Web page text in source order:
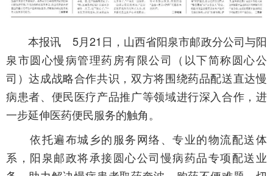
本报讯 5月21日，山西省阳泉市邮政分公司与阳
泉市圆心慢病管理药房有限公司（以下简称圆心公
司）达成战略合作共识，双方将围绕药品配送直达慢
病患者、便民医疗产品推广等领域进行深入合作，进
一步延伸医药便民服务的触角。
依托遍布城乡的服务网络、专业的物流配送体
系，阳泉邮政将承接圆心公司慢病药品专项配送业